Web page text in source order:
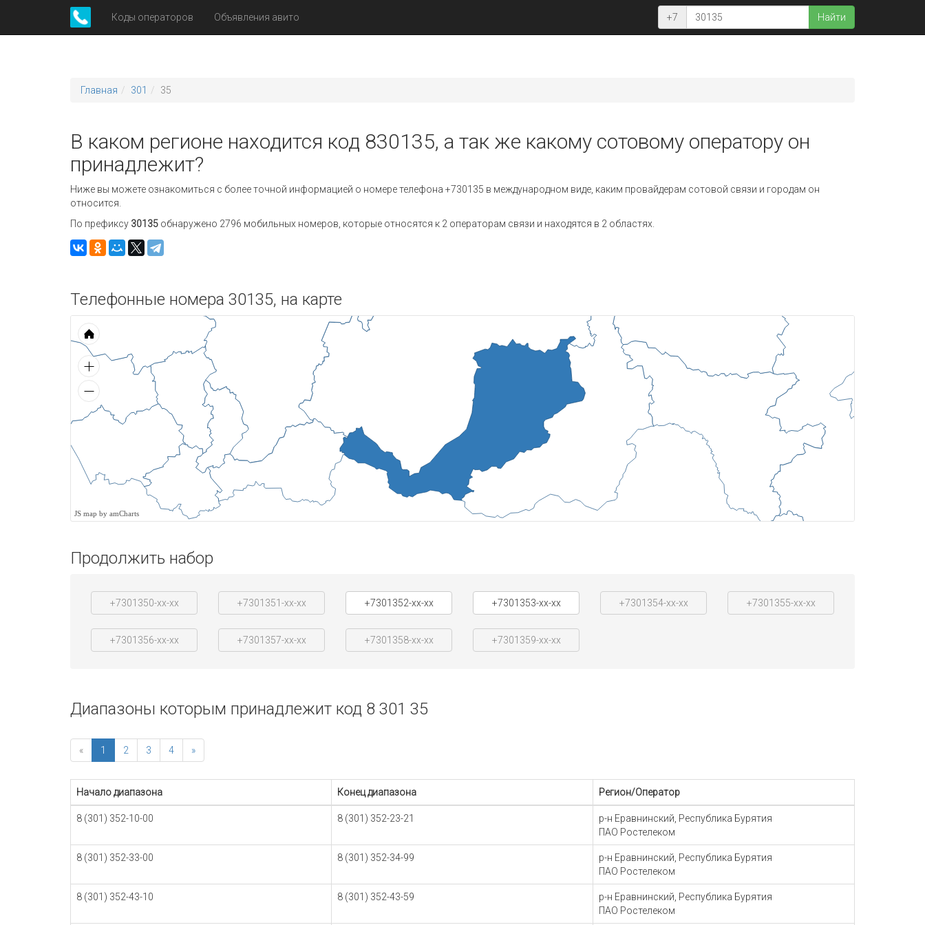
Коды операторов Объявления авито +7 Найти
Главная 301 35
В каком регионе находится код 830135, а так же какому сотовому оператору он
принадлежит?
Ниже вы можете ознакомиться с более точной информацией о номере телефона +730135 в международном виде, каким провайдерам сотовой связи и городам он
относится.
По префиксу 30135 обнаружено 2796 мобильных номеров, которые относятся к 2 операторам связи и находятся в 2 областях.
Телефонные номера 30135, на карте
JS map by amCharts
Продолжить набор
+7301350-xx-xx +7301351-xx-xx +7301352-xx-xx +7301353-xx-xx +7301354-xx-xx +7301355-xx-xx
+7301356-xx-xx +7301357-xx-xx +7301358-xx-xx +7301359-xx-xx
Диапазоны которым принадлежит код 8 301 35
« 1 2 3 4 »
Начало диапазона Конец диапазона Регион/Оператор
8 (301) 352-10-00 8 (301) 352-23-21
р-н Еравнинский, Республика Бурятия
ПАО Ростелеком
8 (301) 352-33-00 8 (301) 352-34-99
р-н Еравнинский, Республика Бурятия
ПАО Ростелеком
8 (301) 352-43-10 8 (301) 352-43-59
р-н Еравнинский, Республика Бурятия
ПАО Ростелеком